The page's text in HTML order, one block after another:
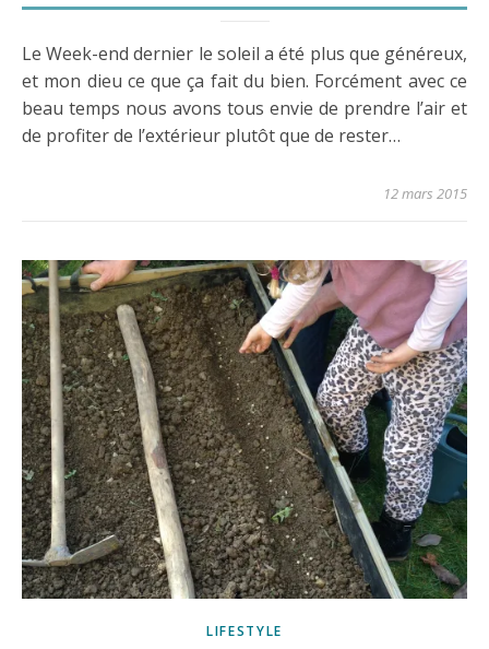
Le Week-end dernier le soleil a été plus que généreux,
et mon dieu ce que ça fait du bien. Forcément avec ce
beau temps nous avons tous envie de prendre l’air et
de profiter de l’extérieur plutôt que de rester…
12 mars 2015
LIFESTYLE